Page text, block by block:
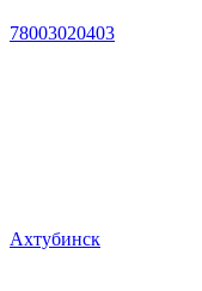
78003020403
Ахтубинск